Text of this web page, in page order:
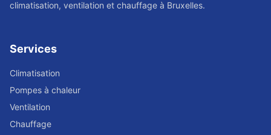
climatisation, ventilation et chauffage à Bruxelles.
Services
Climatisation
Pompes à chaleur
Ventilation
Chauffage